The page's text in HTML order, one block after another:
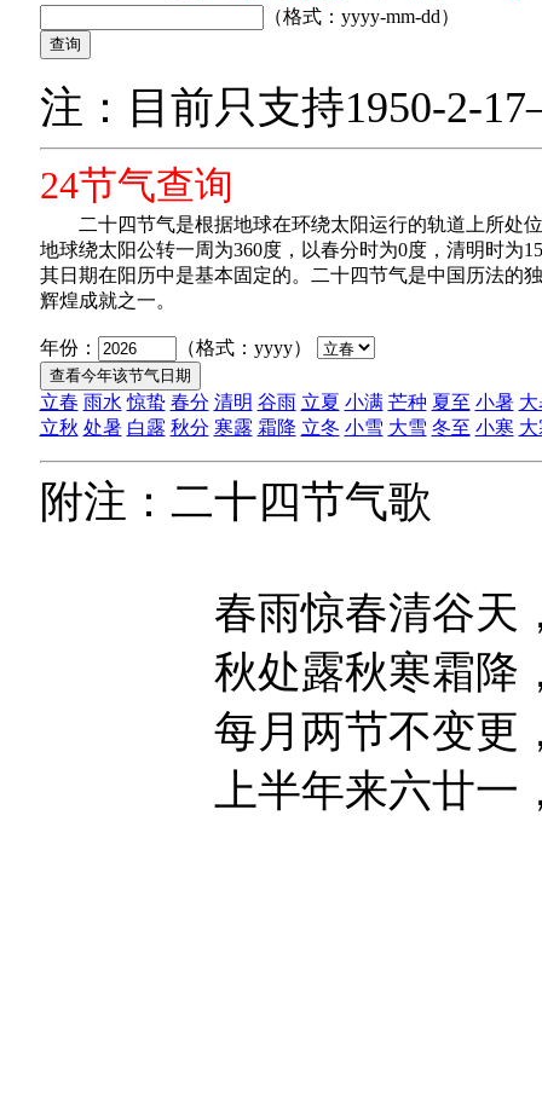
（格式：yyyy-mm-dd）
注：目前只支持1950-2-
24节气查询
二十四节气是根据地球在环绕太阳运行的轨道上所处
地球绕太阳公转一周为360度，以春分时为0度，清明时为
其日期在阳历中是基本固定的。二十四节气是中国历法的
辉煌成就之一。
年份： （格式：yyyy）
立春 雨水 惊蛰 春分 清明 谷雨 立夏 小满 芒种 夏至 小暑
立秋 处暑 白露 秋分 寒露 霜降 立冬 小雪 大雪 冬至 小寒
附注：二十四节气歌
春雨惊春清谷天，
秋处露秋寒霜降，
每月两节不变更，
上半年来六廿一，